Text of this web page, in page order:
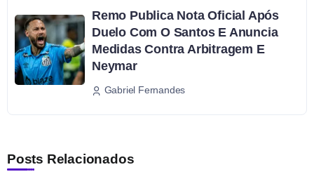
Remo Publica Nota Oficial Após
Duelo Com O Santos E Anuncia
Medidas Contra Arbitragem E
Neymar
Gabriel Fernandes
Posts Relacionados